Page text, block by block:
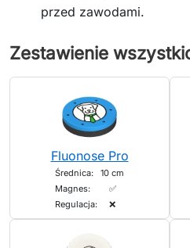
przed zawodami.
Zestawienie
Fluonose Pro
Średnica:
10 cm
Magnes:
✅
Regulacja:
❌